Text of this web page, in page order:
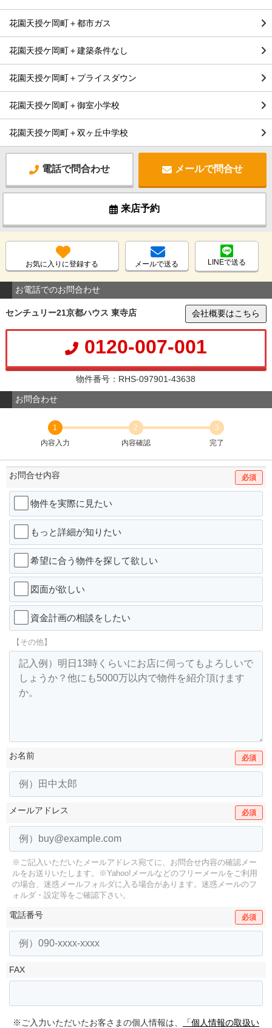
花園天授ケ岡町＋都市ガス
花園天授ケ岡町＋建築条件なし
花園天授ケ岡町＋プライスダウン
花園天授ケ岡町＋御室小学校
花園天授ケ岡町＋双ヶ丘中学校
電話で問合わせ メールで問合せ
来店予約
お気に入りに登録する メールで送る LINEで送る
お電話でのお問合わせ
センチュリー21京都ハウス 東寺店 会社概要はこちら
0120-007-001
物件番号：RHS-097901-43638
お問合わせ
1
内容入力
2
内容確認
3
完了
お問合せ内容 必須
物件を実際に見たい
もっと詳細が知りたい
希望に合う物件を探して欲しい
図面が欲しい
資金計画の相談をしたい
【その他】
お名前 必須
メールアドレス 必須
※ご記入いただいたメールアドレス宛てに、お問合せ内容の確認メー
ルをお送りいたします。
※Yahoo!メールなどのフリーメールをご利用
の場合、迷惑メールフォルダに入る場合があります。 迷惑メールのフ
ォルダ・設定等をご確認下さい。
電話番号 必須
FAX
※ご入力いただいたお客さまの個人情報は、
「個人情報の取扱い